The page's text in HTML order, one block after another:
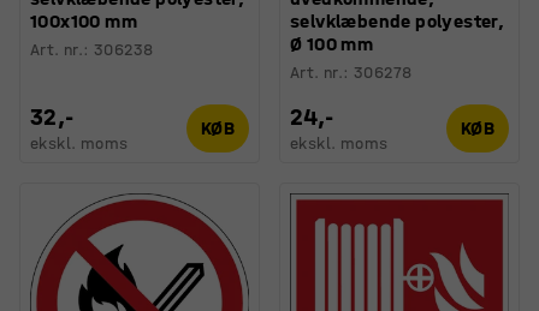
100x100 mm
Art. nr.: 306238
32,-
ekskl. moms
KØB
selvklæbende polyester,
Ø 100 mm
Art. nr.: 306278
24,-
ekskl. moms
KØB